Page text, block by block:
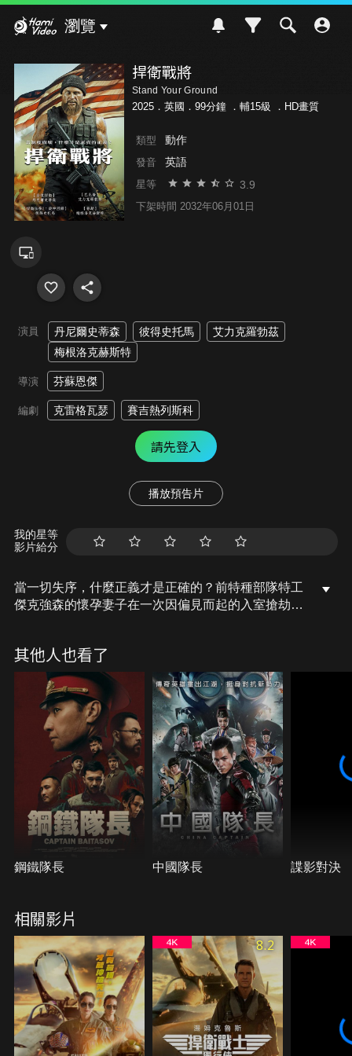
瀏覽
捍衛戰將
Stand Your Ground
2025．英國．99分鐘 ． 輔15級 ．HD畫質
類型 動作
發音 英語
星等 3.9
下架時間 2032年06月01日
演員 丹尼爾史蒂森 彼得史托馬
艾力克羅勃茲
梅根洛克赫斯特
導演 芬蘇恩傑
編劇 克雷格瓦瑟 賽吉熱列斯科
請先登入
播放預告片
我的星等
影片給分
當一切失序，什麼正義才是正確的？前特種部隊特工
傑克強森的懷孕妻子在一次因偏見而起的入室搶劫中
酷的對戰。隨著聯盟的轉變和緊張局勢的加劇，傑克
準備進行最後的、爆炸性的攤牌，面對他的敵人和他
自己的人性…
其他人也看了
鋼鐵隊長 中國隊長 諜影對決
相關影片
8.2